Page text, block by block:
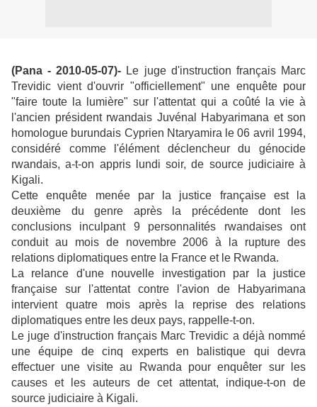
(Pana - 2010-05-07)- Le juge d'instruction français Marc
Trevidic vient d'ouvrir "officiellement" une enquête pour
"faire toute la lumière" sur l'attentat qui a coûté la vie à
l'ancien président rwandais Juvénal Habyarimana et son
homologue burundais Cyprien Ntaryamira le 06 avril 1994,
considéré comme l'élément déclencheur du génocide
rwandais, a-t-on appris lundi soir, de source judiciaire à
Kigali.
Cette enquête menée par la justice française est la
deuxième du genre après la précédente dont les
conclusions inculpant 9 personnalités rwandaises ont
conduit au mois de novembre 2006 à la rupture des
relations diplomatiques entre la France et le Rwanda.
La relance d'une nouvelle investigation par la justice
française sur l'attentat contre l'avion de Habyarimana
intervient quatre mois après la reprise des relations
diplomatiques entre les deux pays, rappelle-t-on.
Le juge d'instruction français Marc Trevidic a déjà nommé
une équipe de cinq experts en balistique qui devra
effectuer une visite au Rwanda pour enquêter sur les
causes et les auteurs de cet attentat, indique-t-on de
source judiciaire à Kigali.